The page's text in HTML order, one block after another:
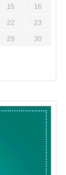
15 16
22 23
29 30